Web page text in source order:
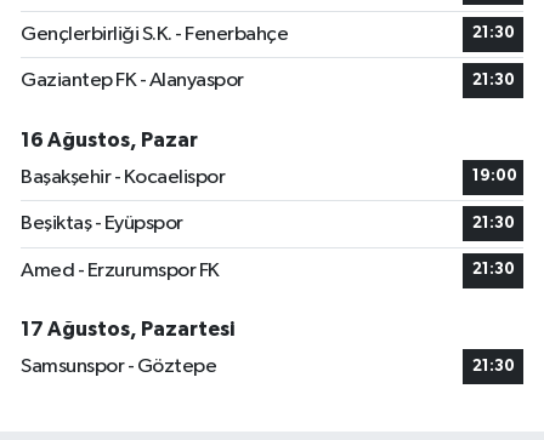
Gençlerbirliği S.K. - Fenerbahçe 21:30
Gaziantep FK - Alanyaspor 21:30
16 Ağustos, Pazar
Başakşehir - Kocaelispor
19:00
Beşiktaş - Eyüpspor 21:30
Amed - Erzurumspor FK 21:30
17 Ağustos, Pazartesi
Samsunspor - Göztepe
21:30